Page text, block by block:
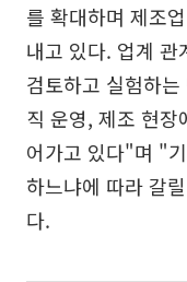
를 확대하며 제조
내고 있다. 업계
검토하고 실험하
직 운영, 제조 현장
어가고 있다"며 "
하느냐에 따라 갈
다.